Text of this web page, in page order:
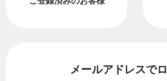
メールアドレスで